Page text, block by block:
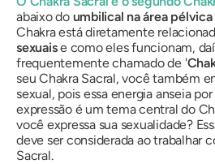
abaixo do umbilical na área pélvica
Chakra está diretamente
sexuaise como eles funcionam,
frequentemente chamado de '
seu Chakra Sacral, você também
sexual, pois essa energia anseia
expressão é um tema central do
você expressa sua sexualidade?
deve ser considerada ao trabalhar
Sacral.